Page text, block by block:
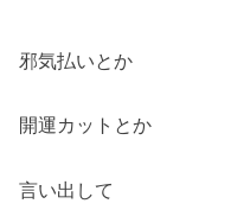
邪気払いとか
開運カットとか
言い出して